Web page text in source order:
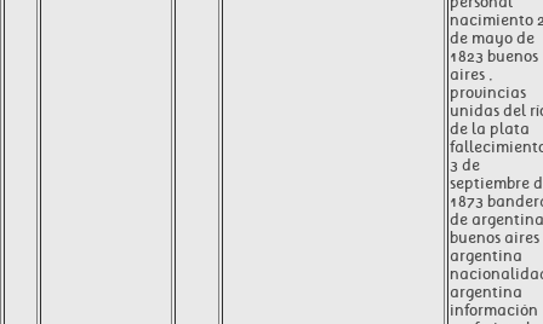
nacimiento
de mayo de
1823 buenos
aires ,
provincias
unidas del
de la plata
3 de
septiembre
1873
de argentina
buenos aires
argentina
argentina
información